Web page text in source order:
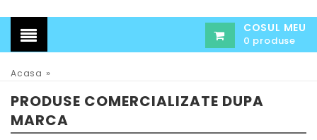
COSUL MEU
0 produse
Acasa »
PRODUSE COMERCIALIZATE DUPA
MARCA